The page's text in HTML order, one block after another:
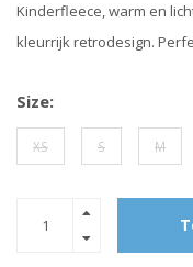
Kinderfleece, warm en
kleurrijk retrodesign.
Size:
XS S M